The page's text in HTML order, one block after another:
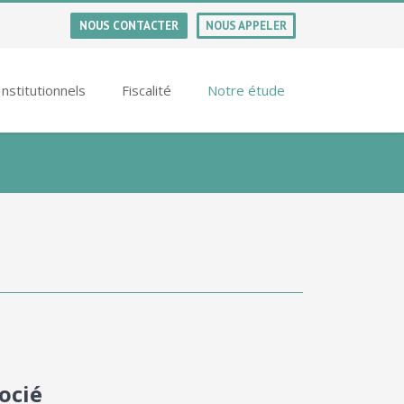
NOUS CONTACTER NOUS APPELER
Fiscalité Notre étude